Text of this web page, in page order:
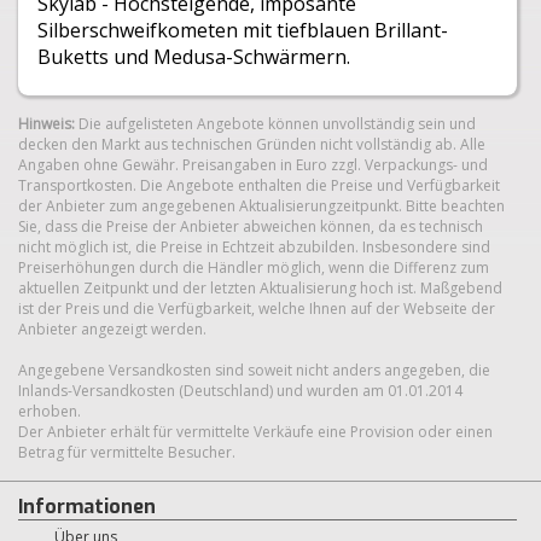
Silberschweifkometen mit tiefblauen Brillant-
Buketts und Medusa-Schwärmern.
Hinweis: Die aufgelisteten Angebote können unvollständig sein und
decken den Markt aus technischen Gründen nicht vollständig ab. Alle
Angaben ohne Gewähr. Preisangaben in Euro zzgl. Verpackungs- und
Transportkosten. Die Angebote enthalten die Preise und Verfügbarkeit
der Anbieter zum angegebenen Aktualisierungzeitpunkt. Bitte beachten
Sie, dass die Preise der Anbieter abweichen können, da es technisch
nicht möglich ist, die Preise in Echtzeit abzubilden. Insbesondere sind
Preiserhöhungen durch die Händler möglich, wenn die Differenz zum
aktuellen Zeitpunkt und der letzten Aktualisierung hoch ist. Maßgebend
ist der Preis und die Verfügbarkeit, welche Ihnen auf der Webseite der
Anbieter angezeigt werden.
Angegebene Versandkosten sind soweit nicht anders angegeben, die
Inlands-Versandkosten (Deutschland) und wurden am 01.01.2014
erhoben.
Der Anbieter erhält für vermittelte Verkäufe eine Provision oder einen
Betrag für vermittelte Besucher.
Informationen
Über uns